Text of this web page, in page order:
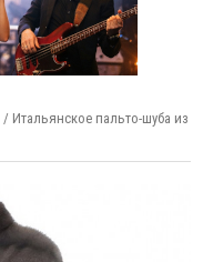
/ Итальянское пальто-шуба из